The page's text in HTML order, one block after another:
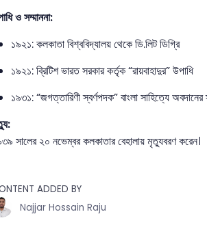
ও সম্মাননা:
১৯২১: কলকাতা বিশ্ববিদ্যালয় থেকে ডি.লিট ডিগ্রি
১৯২১: ব্রিটিশ ভারত সরকার কর্তৃক “রায়বাহাদুর” উপাধি
১৯৩১: “জগত্তারিণী স্বর্ণপদক” বাংলা সাহিত্যে
সালের ২০ নভেম্বর কলকাতার বেহালায় মৃত্যুবরণ করেন।
ADDED BY
Najjar Hossain Raju